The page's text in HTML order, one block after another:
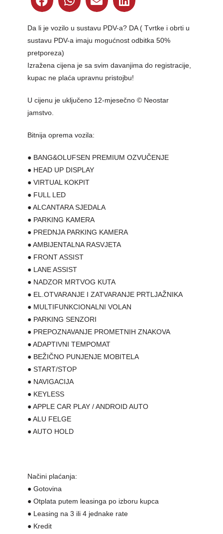
Da li je vozilo u sustavu PDV-a? DA ( Tvrtke i obrti u
sustavu PDV-a imaju mogućnost odbitka 50%
pretporeza)
Izražena cijena je sa svim davanjima do registracije,
kupac ne plaća upravnu pristojbu!
U cijenu je uključeno 12-mjesečno © Neostar
jamstvo.
Bitnija oprema vozila:
● BANG&OLUFSEN PREMIUM OZVUČENJE
● HEAD UP DISPLAY
● VIRTUAL KOKPIT
● FULL LED
● ALCANTARA SJEDALA
● PARKING KAMERA
● PREDNJA PARKING KAMERA
● AMBIJENTALNA RASVJETA
● FRONT ASSIST
● LANE ASSIST
● NADZOR MRTVOG KUTA
● EL.OTVARANJE I ZATVARANJE PRTLJAŽNIKA
● MULTIFUNKCIONALNI VOLAN
● PARKING SENZORI
● PREPOZNAVANJE PROMETNIH ZNAKOVA
● ADAPTIVNI TEMPOMAT
● BEŽIČNO PUNJENJE MOBITELA
● START/STOP
● NAVIGACIJA
● KEYLESS
● APPLE CAR PLAY / ANDROID AUTO
● ALU FELGE
● AUTO HOLD
Načini plaćanja:
● Gotovina
● Otplata putem leasinga po izboru kupca
● Leasing na 3 ili 4 jednake rate
● Kredit